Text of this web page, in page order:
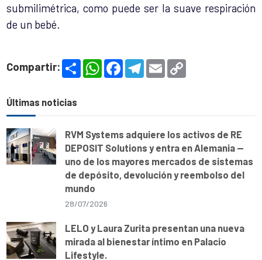
submilimétrica, como puede ser la suave respiración
de un bebé.
Compartir:
S
h
W
h
p
F
T
e
m
E
m
Últimas noticias
RVM Systems adquiere los activos de RE
DEPOSIT Solutions y entra en Alemania —
uno de los mayores mercados de sistemas
de depósito, devolución y reembolso del
mundo
28/07/2026
LELO y Laura Zurita presentan una nueva
mirada al bienestar íntimo en Palacio
Lifestyle.